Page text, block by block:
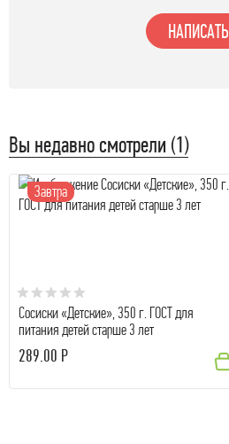
НАПИСАТЬ
Вы недавно смотрели (1)
Завтра
Сосиски «Детские», 350 г. ГОСТ для
питания детей старше 3 лет
289.00 Р